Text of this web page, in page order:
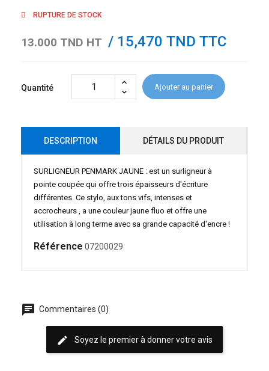
RUPTURE DE STOCK
13.000 TND HT / 15,470 TND TTC
Quantité Ajouter au panier
DESCRIPTION DÉTAILS DU PRODUIT
SURLIGNEUR PENMARK JAUNE : est un surligneur à
pointe coupée qui offre trois épaisseurs d'écriture
différentes. Ce stylo, aux tons vifs, intenses et
accrocheurs , a une couleur jaune fluo et offre une
utilisation à long terme avec sa grande capacité d'encre !
Référence 07200029
chat Commentaires (0)
edit Soyez le premier à donner votre avis